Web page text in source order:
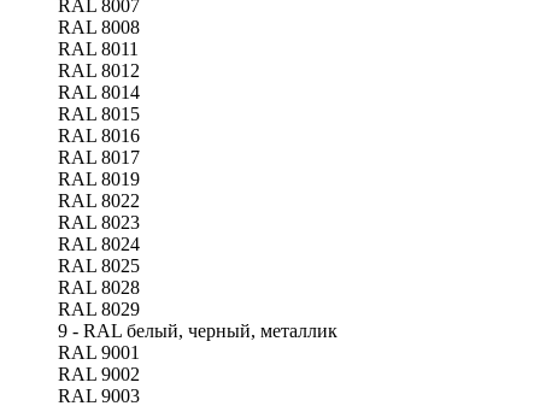
RAL 8007
RAL 8008
RAL 8011
RAL 8012
RAL 8014
RAL 8015
RAL 8016
RAL 8017
RAL 8019
RAL 8022
RAL 8023
RAL 8024
RAL 8025
RAL 8028
RAL 8029
9 - RAL белый, черный, металлик
RAL 9001
RAL 9002
RAL 9003